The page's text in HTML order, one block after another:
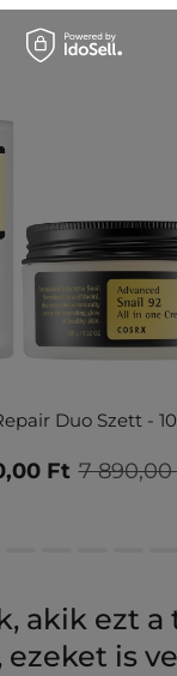
Duo Szett -
7 890,00
Ft
akik ezt
is